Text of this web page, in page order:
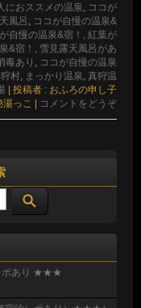
におススメの温泉, ココが
風呂 , ココが自慢の温泉&
自慢の温泉&宿！, 紅葉が
&宿！, 雪見露天風呂があ
毒あり , ココが自慢の温泉
村, まっかり温泉, 真狩温
投稿者 : おふろの申し子
湯っこ
コメントをどうぞ
ポあり ★★★